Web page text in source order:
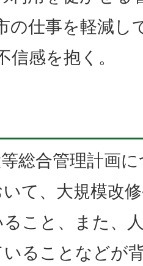
の仕事を軽減し
信感を抱く。
総合管理計画
て、大規模改
こと、また、
ることなどが